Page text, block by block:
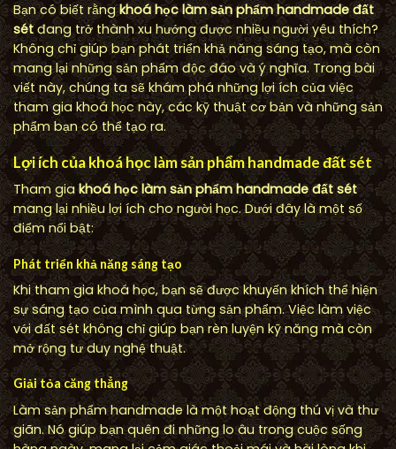
Bạn có biết rằngkhoá học làm sản phẩm handmade đất
sétđang trở thành xu hướng được nhiều người yêu thích?
Không chỉ giúp bạn phát triển khả năng sáng tạo, mà còn
mang lại những sản phẩm độc đáo và ý nghĩa. Trong bài
viết này, chúng ta sẽ khám phá những lợi ích của việc
tham gia khoá học này, các kỹ thuật cơ bản và những sản
phẩm bạn có thể tạo ra.
Lợi ích của khoá học làm sản phẩm handmade đất sét
Tham giakhoá học làm sản phẩm handmade đất sét
mang lại nhiều lợi ích cho người học. Dưới đây là một số
điểm nổi bật:
Phát triển khả năng sáng tạo
Khi tham gia khoá học, bạn sẽ được khuyến khích thể hiện
sự sáng tạo của mình qua từng sản phẩm. Việc làm việc
với đất sét không chỉ giúp bạn rèn luyện kỹ năng mà còn
mở rộng tư duy nghệ thuật.
Giải tỏa căng thẳng
Làm sản phẩm handmade là một hoạt động thú vị và thư
giãn. Nó giúp bạn quên đi những lo âu trong cuộc sống